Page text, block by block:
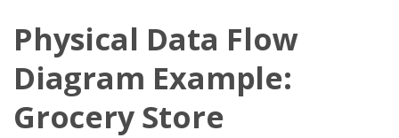
Physical Data Flow
Diagram Example:
Grocery Store